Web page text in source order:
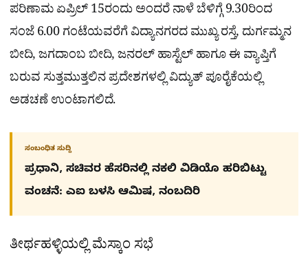
ಪರಿಣಾಮ ಏಪ್ರಿಲ್ 15ರಂದು ಅಂದರೆ ನಾಳೆ ಬೆಳಿಗ್ಗೆ 9.30ರಿಂದ
ಸಂಜೆ 6.00 ಗಂಟೆಯವರೆಗೆ ವಿದ್ಯಾನಗರದ ಮುಖ್ಯ ರಸ್ತೆ, ದುರ್ಗಮ್ಮನ
ಬೀದಿ, ಜಗದಾಂಬ ಬೀದಿ, ಜನರಲ್ ಹಾಸ್ಟೆಲ್ ಹಾಗೂ ಈ ವ್ಯಾಪ್ತಿಗೆ
ಬರುವ ಸುತ್ತಮುತ್ತಲಿನ ಪ್ರದೇಶಗಳಲ್ಲಿ ವಿದ್ಯುತ್ ಪೂರೈಕೆಯಲ್ಲಿ
ಅಡಚಣೆ ಉಂಟಾಗಲಿದೆ.
ಸಂಬಂಧಿತ ಸುದ್ದಿ
ಪ್ರಧಾನಿ, ಸಚಿವರ ಹೆಸರಿನಲ್ಲಿ ನಕಲಿ ವಿಡಿಯೊ ಹರಿಬಿಟ್ಟು
ವಂಚನೆ: ಎಐ ಬಳಸಿ ಆಮಿಷ, ನಂಬದಿರಿ
ತೀರ್ಥಹಳ್ಳಿಯಲ್ಲಿ ಮೆಸ್ಕಾಂ ಸಭೆ